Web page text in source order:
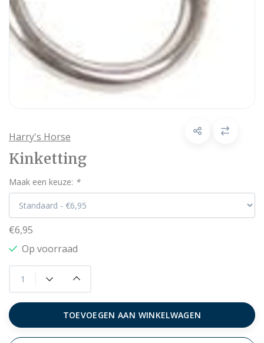
Harry's Horse
Kinketting
Maak een keuze: *
€6,95
Op voorraad
TOEVOEGEN AAN WINKELWAGEN